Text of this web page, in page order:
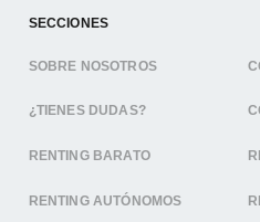
SECCIONES
SOBRE NOSOTROS
¿TIENES DUDAS?
RENTING BARATO
RENTING AUTÓNOMOS